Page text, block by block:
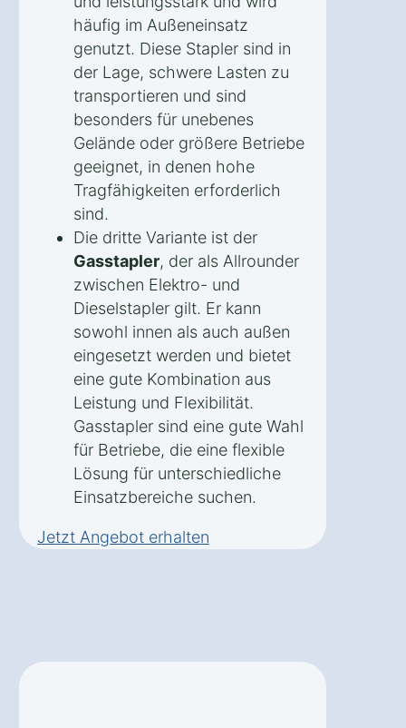
häufig im Außeneinsatz
genutzt. Diese Stapler sind in
der Lage, schwere Lasten zu
transportieren und sind
besonders für unebenes
Gelände oder größere Betriebe
geeignet, in denen hohe
Tragfähigkeiten erforderlich
sind.
Die dritte Variante ist der
Gasstapler, der als Allrounder
zwischen Elektro- und
Dieselstapler gilt. Er kann
sowohl innen als auch außen
eingesetzt werden und bietet
eine gute Kombination aus
Leistung und Flexibilität.
Gasstapler sind eine gute Wahl
für Betriebe, die eine flexible
Lösung für unterschiedliche
Einsatzbereiche suchen.
Jetzt Angebot erhalten